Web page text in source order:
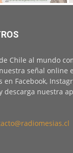
Chile al mundo
señal online
en Facebook,
descarga nuestra